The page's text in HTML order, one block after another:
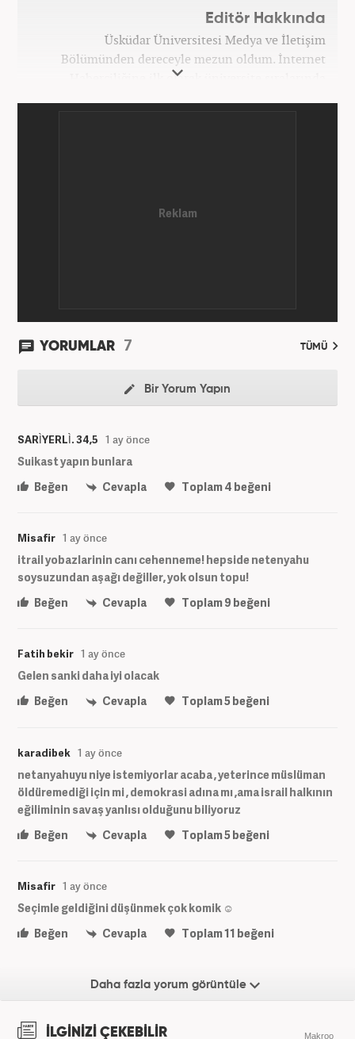
Editör Hakkında
Üsküdar Üniversitesi Medya ve İletişim
Bölümünden dereceyle mezun oldum. İnternet
Haberciliğine ilk olarak üniversite sıralarında
grafik ve video hazırladım. Kariyerime Haber7'de
YORUMLAR 7 TÜMÜ
Bir Yorum Yapın
SARÌYERLÌ. 34,5 1 ay önce
Suikast yapın bunlara
Beğen
Cevapla Toplam4 beğeni
Misafir 1 ay önce
itrail yobazlarinin canı cehenneme! hepside netenyahu
soysuzundan aşağı değiller, yok olsun topu!
Beğen
Cevapla Toplam9 beğeni
Fatih bekir 1 ay önce
Gelen sanki daha iyi olacak
Beğen
Cevapla Toplam5beğeni
karadibek 1 ay önce
netanyahuyu niye istemiyorlar acaba , yeterince müslüman
öldüremediği için mi , demokrasi adına mı ,ama israil halkının
eğiliminin savaş yanlısı olduğunu biliyoruz
Beğen
Cevapla Toplam5beğeni
Misafir 1 ay önce
Seçimle geldiğini düşünmek çok komik ☺️
Beğen
Cevapla Toplam11 beğeni
Daha fazla yorum görüntüle
İLGİNİZİ ÇEKEBİLİR Makroo